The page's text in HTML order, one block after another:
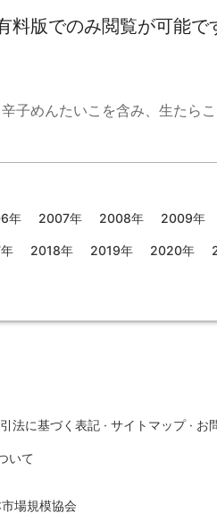
版でのみ閲覧が可能で
子めんたいこを含み、生たら
年 2007年 2008年 2009年
2018年 2019年 2020年
法に基づく表記 · サイトマップ · お
いて
場規模協会